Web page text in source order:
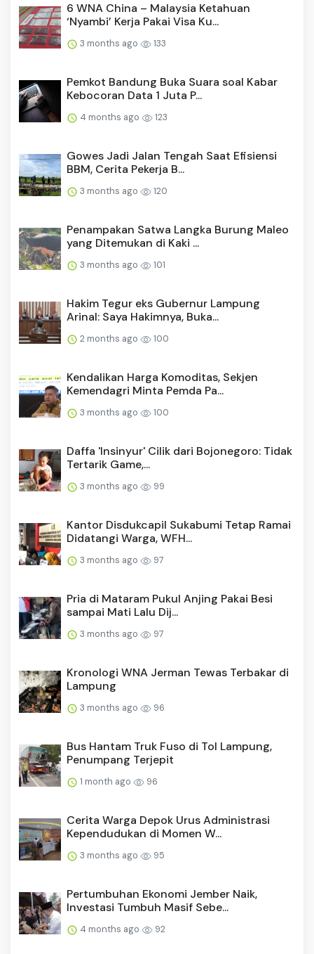
6 WNA China – Malaysia Ketahuan
‘Nyambi’ Kerja Pakai Visa Ku...
3 months ago 133
Pemkot Bandung Buka Suara soal Kabar
Kebocoran Data 1 Juta P...
4 months ago 123
Gowes Jadi Jalan Tengah Saat Efisiensi
BBM, Cerita Pekerja B...
3 months ago 120
Penampakan Satwa Langka Burung Maleo
yang Ditemukan di Kaki ...
3 months ago 101
Hakim Tegur eks Gubernur Lampung
Arinal: Saya Hakimnya, Buka...
2 months ago 100
Kendalikan Harga Komoditas, Sekjen
Kemendagri Minta Pemda Pa...
3 months ago 100
Daffa 'Insinyur' Cilik dari Bojonegoro: Tidak
Tertarik Game,...
3 months ago 99
Kantor Disdukcapil Sukabumi Tetap Ramai
Didatangi Warga, WFH...
3 months ago 97
Pria di Mataram Pukul Anjing Pakai Besi
sampai Mati Lalu Dij...
3 months ago 97
Kronologi WNA Jerman Tewas Terbakar di
Lampung
3 months ago 96
Bus Hantam Truk Fuso di Tol Lampung,
Penumpang Terjepit
1 month ago 96
Cerita Warga Depok Urus Administrasi
Kependudukan di Momen W...
3 months ago 95
Pertumbuhan Ekonomi Jember Naik,
Investasi Tumbuh Masif Sebe...
4 months ago 92